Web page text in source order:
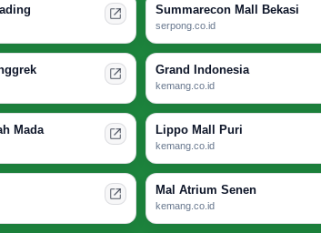
Summarecon Mall Bekasi
serpong.co.id
Grand Indonesia
kemang.co.id
Mada Lippo Mall Puri
kemang.co.id
Mal Atrium Senen
kemang.co.id